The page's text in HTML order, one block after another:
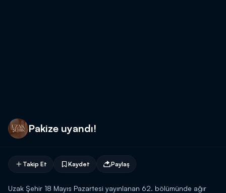
Pakize uyandı!
Takip Et Kaydet Paylaş
Uzak Şehir 18 Mayıs Pazartesi yayınlanan 62. bölümünde ağır